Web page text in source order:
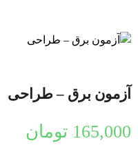
آزمون برق – طراحی
165,000 تومان